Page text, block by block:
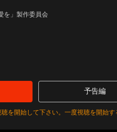
を」製作委員会
予告編
を開始して下さい。一度視聴を開始